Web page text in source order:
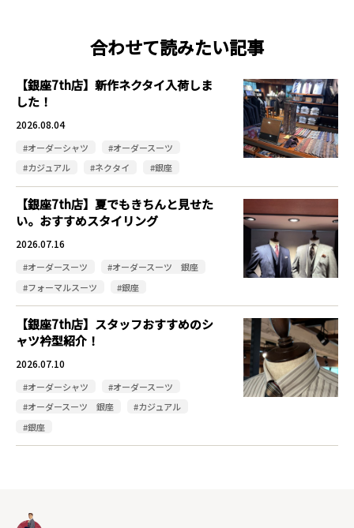
合わせて読みたい記事
【銀座7th店】新作ネクタイ入荷しま
した！
2026.08.04
#オーダーシャツ
#オーダースーツ
#カジュアル
#ネクタイ #銀座
【銀座7th店】夏でもきちんと見せた
い。おすすめスタイリング
2026.07.16
#オーダースーツ
#オーダースーツ 銀座
#フォーマルスーツ
#銀座
【銀座7th店】スタッフおすすめのシ
ャツ衿型紹介！
2026.07.10
#オーダーシャツ
#オーダースーツ
#オーダースーツ 銀座
#カジュアル
#銀座